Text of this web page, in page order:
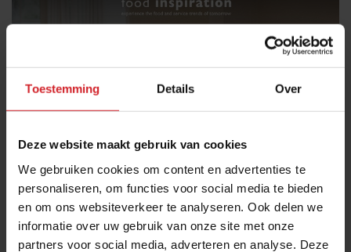
Toestemming Details Over
Deze website maakt gebruik van cookies
We gebruiken cookies om content en advertenties te
personaliseren, om functies voor social media te bieden
en om ons websiteverkeer te analyseren. Ook delen we
informatie over uw gebruik van onze site met onze
partners voor social media, adverteren en analyse. Deze
Nieuw digitaal magazine: Food inspiratie uit
Nederland en België